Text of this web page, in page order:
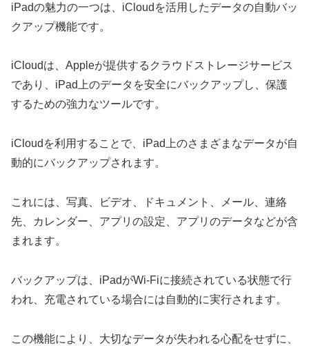
iPadの魅力の一つは、iCloudを活用したデータの自動バッ
クアップ機能です。
iCloudは、Appleが提供するクラウドストレージサービス
であり、iPad上のデータを安全にバックアップし、保護
するための強力なツールです。
iCloudを利用することで、iPad上のさまざまなデータが自
動的にバックアップされます。
これには、写真、ビデオ、ドキュメント、メール、連絡
先、カレンダー、アプリの設定、アプリのデータなどが含
まれます。
バックアップは、iPadがWi-Fiに接続されている状態で行
われ、充電されている場合には自動的に実行されます。
この機能により、大切なデータが失われる心配をせずに、